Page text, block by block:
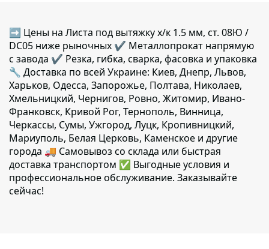
➡ Цены на Листа под вытяжку х/к 1.5 мм, ст. 08Ю /
DC05 ниже рыночных ✔️ Металлопрокат напрямую
с завода ✔️ Резка, гибка, сварка, фасовка и упаковка
🔧 Доставка по всей Украине: Киев, Днепр, Львов,
Харьков, Одесса, Запорожье, Полтава, Николаев,
Хмельницкий, Чернигов, Ровно, Житомир, Ивано-
Франковск, Кривой Рог, Тернополь, Винница,
Черкассы, Сумы, Ужгород, Луцк, Кропивницкий,
Мариуполь, Белая Церковь, Каменское и другие
города 🚚 Самовывоз со склада или быстрая
доставка транспортом ✅ Выгодные условия и
профессиональное обслуживание. Заказывайте
сейчас!